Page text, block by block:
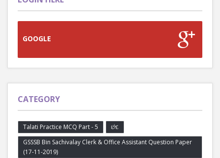
GOOGLE
CATEGORY
Talati Practice MCQ Part - 5
છંદ
GSSSB Bin Sachivalay Clerk & Office Assistant Question Paper
(17-11-2019)